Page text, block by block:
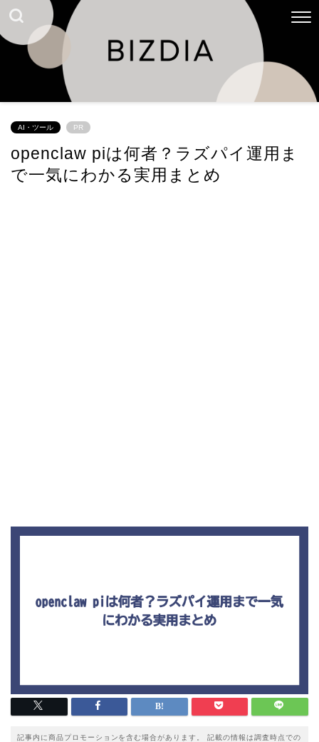
AI・ツール PR
openclaw piは何者？ラズパイ運用ま
で一気にわかる実用まとめ
記事内に商品プロモーションを含む場合があります。 記載の情報は調査時点での